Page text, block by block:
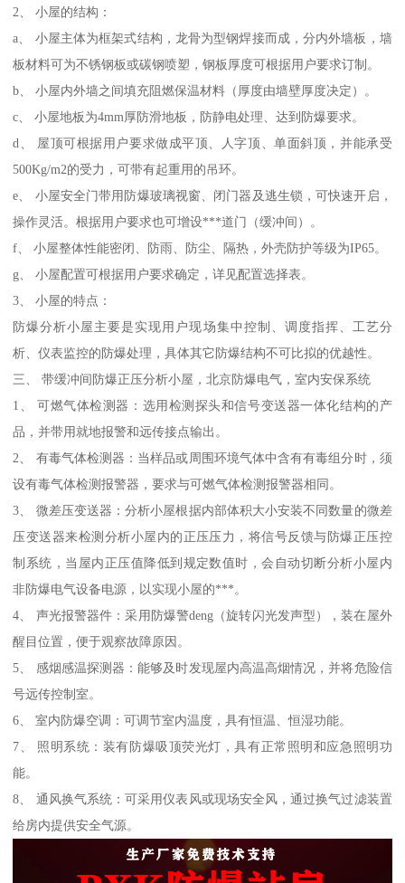
2、 小屋的结构：
a、 小屋主体为框架式结构，龙骨为型钢焊接而成，分内外墙板，墙
板材料可为不锈钢板或碳钢喷塑，钢板厚度可根据用户要求订制。
b、 小屋内外墙之间填充阻燃保温材料（厚度由墙壁厚度决定）。
c、 小屋地板为4mm厚防滑地板，防静电处理、达到防爆要求。
d、 屋顶可根据用户要求做成平顶、人字顶、单面斜顶，并能承受
500Kg/m2的受力，可带有起重用的吊环。
e、 小屋安全门带用防爆玻璃视窗、闭门器及逃生锁，可快速开启，
操作灵活。根据用户要求也可增设***道门（缓冲间）。
f、 小屋整体性能密闭、防雨、防尘、隔热，外壳防护等级为IP65。
g、 小屋配置可根据用户要求确定，详见配置选择表。
3、 小屋的特点：
防爆分析小屋主要是实现用户现场集中控制、调度指挥、工艺分
析、仪表监控的防爆处理，具体其它防爆结构不可比拟的优越性。
三、 带缓冲间防爆正压分析小屋，北京防爆电气，室内安保系统
1、 可燃气体检测器：选用检测探头和信号变送器一体化结构的产
品，并带用就地报警和远传接点输出。
2、 有毒气体检测器：当样品或周围环境气体中含有有毒组分时，须
设有毒气体检测报警器，要求与可燃气体检测报警器相同。
3、 微差压变送器：分析小屋根据内部体积大小安装不同数量的微差
压变送器来检测分析小屋内的正压压力，将信号反馈与防爆正压控
制系统，当屋内正压值降低到规定数值时，会自动切断分析小屋内
非防爆电气设备电源，以实现小屋的***。
4、 声光报警器件：采用防爆警deng（旋转闪光发声型），装在屋外
醒目位置，便于观察故障原因。
5、 感烟感温探测器：能够及时发现屋内高温高烟情况，并将危险信
号远传控制室。
6、 室内防爆空调：可调节室内温度，具有恒温、恒湿功能。
7、 照明系统：装有防爆吸顶荧光灯，具有正常照明和应急照明功
能。
8、 通风换气系统：可采用仪表风或现场安全风，通过换气过滤装置
给房内提供安全气源。